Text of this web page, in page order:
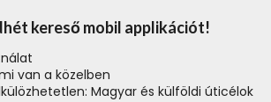
kereső mobil applikációt!
van a közelben
Magyar és külföldi úticélok